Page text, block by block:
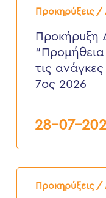
Προκηρύξεις /
Διαγωνισμού
υγρών
καυσίμων
ανάγκες
2026
Προκήρυξη
τις
7ος 2026
28-07-
Προκηρύξεις /
ΠΡΟΚΗΡΥΞΗ
ΠΛΕΙΟΔΟΤΙΚΟΥ